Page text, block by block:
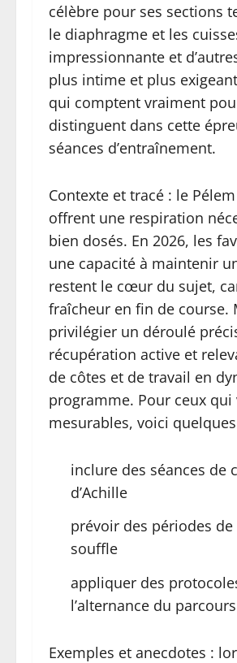
célèbre pour ses sections
le diaphragme et les
impressionnante et
plus intime et plus
qui comptent vraiment
distinguent dans cette
séances d’entraînement.
Contexte et tracé : le
offrent une respiration
bien dosés. En 2026, les
une capacité à maintenir
restent le cœur du sujet,
fraîcheur en fin de course.
privilégier un déroulé
récupération active et
de côtes et de travail en
programme. Pour ceux
mesurables, voici
inclure des séances de
d’Achille
prévoir des périodes
souffle
appliquer des
l’alternance du parcours
Exemples et anecdotes :